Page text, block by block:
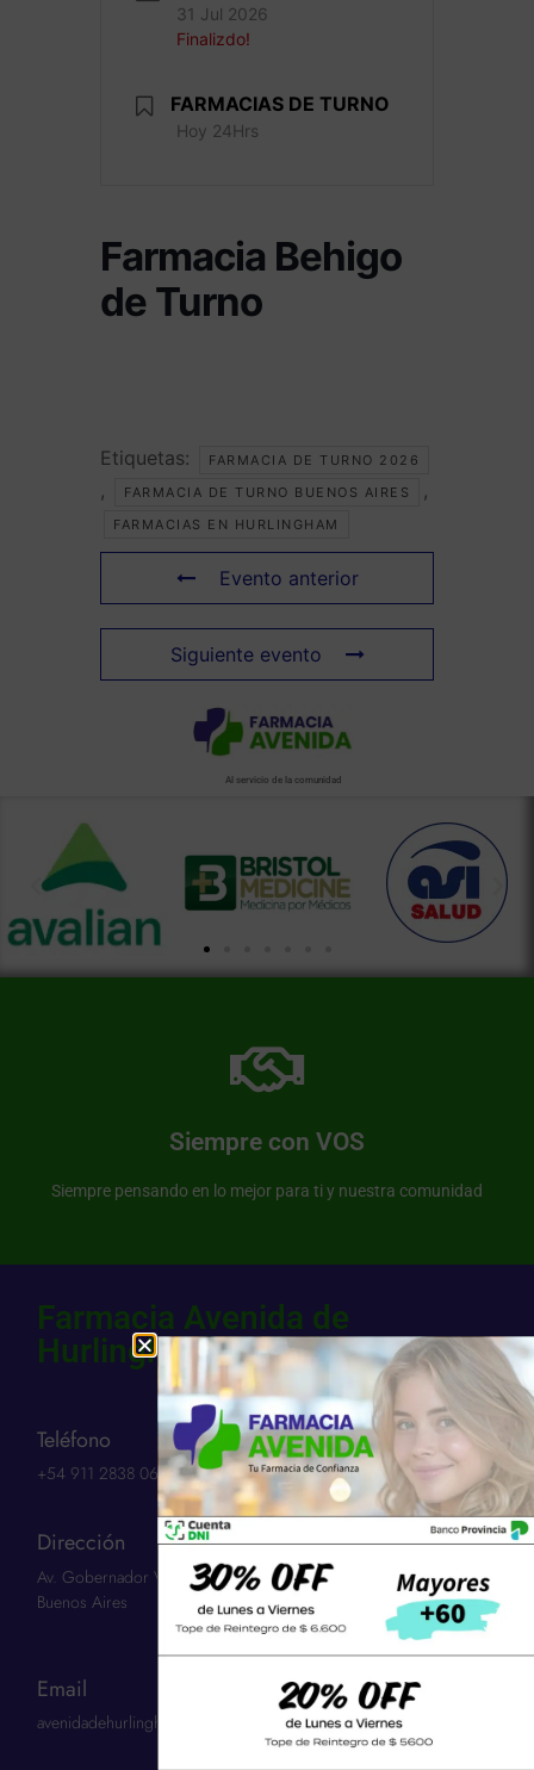
31 Jul 2026
Finalizdo!
FARMACIAS DE TURNO
Hoy 24Hrs
Farmacia Behigo
de Turno
Etiquetas: FARMACIA DE TURNO 2026
, FARMACIA DE TURNO BUENOS AIRES ,
FARMACIAS EN HURLINGHAM
Evento anterior
Siguiente evento
Al servicio de la comunidad
Siempre con VOS
Siempre pensando en lo mejor para ti y nuestra comunidad
Farmacia Avenida
Somos una farmacia al servicio de nuestra comunidad
Más información de nuestra farmacia
Farmacia Avenida de
Hurlingham SCS
Teléfono
+54 911 2838 0654​
Dirección
Av. Gobernador Vergara 3263 | Hurlingham 1686 | Provincia:
Buenos Aires
Email
avenidadehurlinghamscs@gmail.com